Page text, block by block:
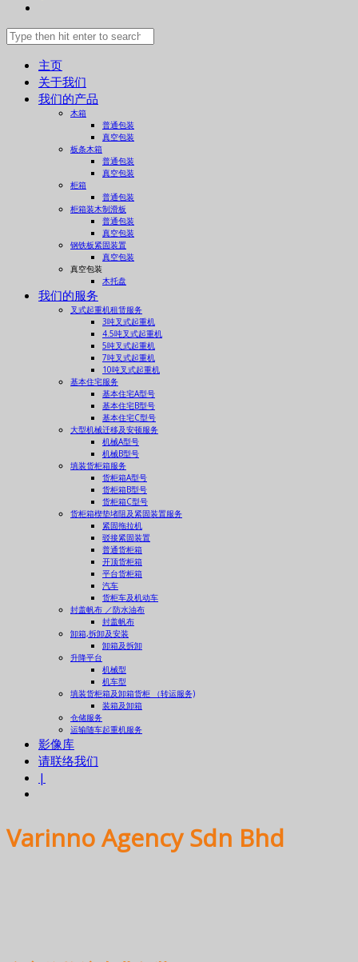
主页
关于我们
我们的产品
木箱
普通包装
真空包装
板条木箱
普通包装
真空包装
柜箱
普通包装
柜箱装木制滑板
普通包装
真空包装
钢铁板紧固装置
真空包装
真空包装
木托盘
我们的服务
叉式起重机租赁服务
3吨叉式起重机
4.5吨叉式起重机
5吨叉式起重机
7吨叉式起重机
10吨叉式起重机
基本住宅服务
基本住宅A型号
基本住宅B型号
基本住宅C型号
大型机械迁移及安顿服务
机械A型号
机械B型号
填装货柜箱服务
货柜箱A型号
货柜箱B型号
货柜箱C型号
货柜箱楔垫堵阻及紧固装置服务
紧固拖拉机
驳接紧固装置
普通货柜箱
开顶货柜箱
平台货柜箱
汽车
货柜车及机动车
封盖帆布 ／防水油布
封盖帆布
卸箱,拆卸及安装
卸箱及拆卸
升降平台
机械型
机车型
填装货柜箱及卸箱货柜 （转运服务)
装箱及卸箱
仓储服务
运输随车起重机服务
影像库
请联络我们
|
Varinno Agency Sdn Bhd